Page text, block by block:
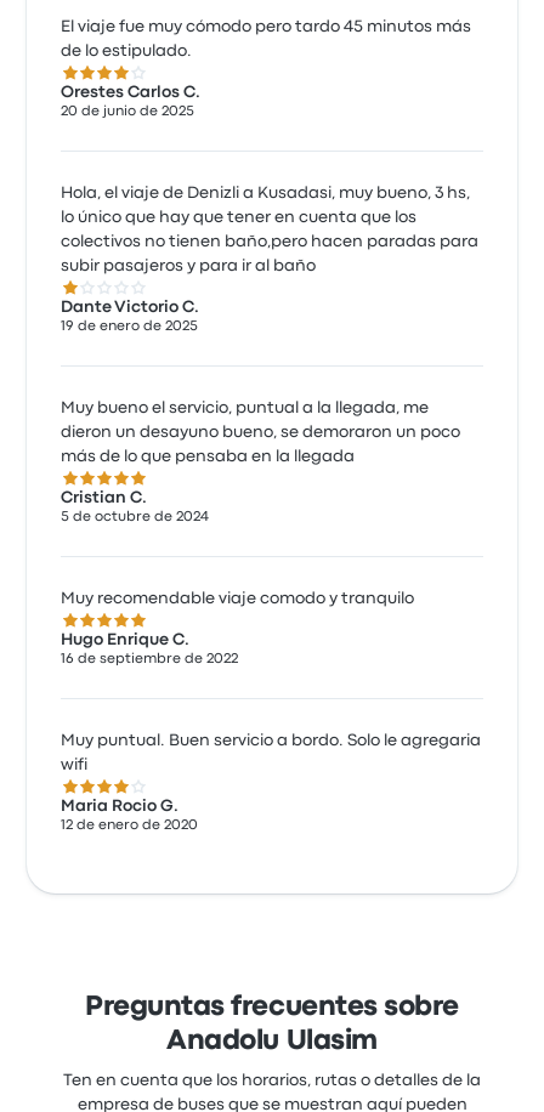
El viaje fue muy cómodo pero tardo 45 minutos más
de lo estipulado.
4.0 de 5 estrellas
Orestes Carlos C.
20 de junio de 2025
Hola, el viaje de Denizli a Kusadasi, muy bueno, 3 hs,
lo único que hay que tener en cuenta que los
colectivos no tienen baño,pero hacen paradas para
subir pasajeros y para ir al baño
1.0 de 5 estrellas
Dante Victorio C.
19 de enero de 2025
Muy bueno el servicio, puntual a la llegada, me
dieron un desayuno bueno, se demoraron un poco
más de lo que pensaba en la llegada
5.0 de 5 estrellas
Cristian C.
5 de octubre de 2024
Muy recomendable viaje comodo y tranquilo
5.0 de 5 estrellas
Hugo Enrique C.
16 de septiembre de 2022
Muy puntual. Buen servicio a bordo. Solo le agregaria
wifi
4.0 de 5 estrellas
Maria Rocio G.
12 de enero de 2020
Preguntas frecuentes sobre
Anadolu Ulasim
Ten en cuenta que los horarios, rutas o detalles de la
empresa de buses que se muestran aquí pueden